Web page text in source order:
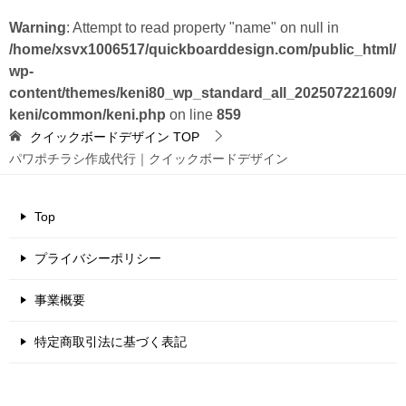
Warning: Attempt to read property "name" on null in
/home/xsvx1006517/quickboarddesign.com/public_html/
wp-
content/themes/keni80_wp_standard_all_202507221609/
keni/common/keni.php on line 859
クイックボードデザイン TOP
パワポチラシ作成代行｜クイックボードデザイン
Top
プライバシーポリシー
事業概要
特定商取引法に基づく表記